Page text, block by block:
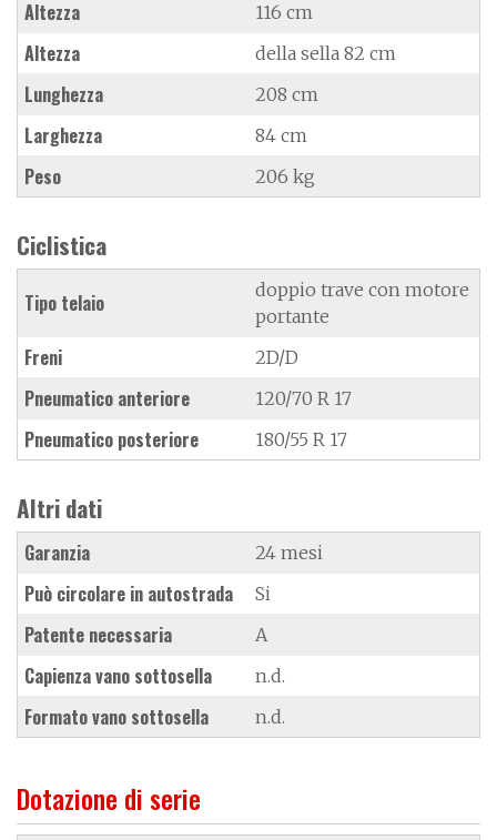
Altezza 116 cm
Altezza della sella 82 cm
Lunghezza 208 cm
Larghezza 84 cm
Peso 206 kg
Ciclistica
Tipo telaio
doppio trave con motore
portante
Freni 2D/D
Pneumatico anteriore 120/70 R 17
Pneumatico posteriore 180/55 R 17
Altri dati
Garanzia 24 mesi
Può circolare in autostrada Si
Patente necessaria A
Capienza vano sottosella n.d.
Formato vano sottosella n.d.
Dotazione di serie